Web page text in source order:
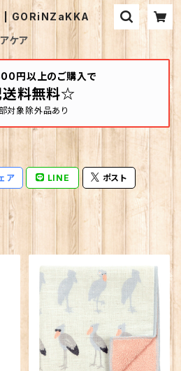
| GORiNZaKKA
ケア
円以上のご購入で
料無料☆
対象除外品あり
ア LINE ポスト